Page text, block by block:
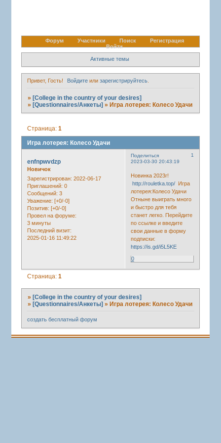
Форум Участники Поиск
Регистрация
Войти
Активные темы
Привет, Гость! Войдите илизарегистрируйтесь.
» [College in the country of your desires]
» [Questionnaires/Анкеты] » Игра лотерея: Колесо Удачи
Игра лотерея: Колесо Удачи
Страница: 1
Поделиться
1
2023-03-30 20:43:19
enfnpwvdzp
Новичок
Зарегистрирован: 2022-06-17
Приглашений: 0
Сообщений: 3
Уважение: [+0/-0]
Позитив: [+0/-0]
Провел на форуме:
3 минуты
Последний визит:
2025-01-16 11:49:22
Новинка 2023г!
http://rouletka.top/Игра
лотерея:Колесо Удачи
Отныне выиграть много
и быстро для тебя
станет легко. Перейдите
по ссылке и введите
свои данные в форму
подписки:
https://is.gd/i5L5KE
0
Страница: 1
» [College in the country of your desires]
» [Questionnaires/Анкеты] » Игра лотерея: Колесо Удачи
создать бесплатный форум